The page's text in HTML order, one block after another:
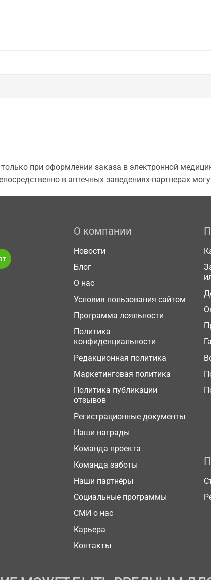
при оформлении заказа в электронной
в аптечных заведениях-партнерах
О компании
Новости
Блог
О нас
Условия пользования сайтом
Программа лояльности
Политика
конфиденциальности
Редакционная политика
Маркетинговая политика
Политика публикации
отзывов
Регистрационные документы
Наши награды
Команда проекта
Команда заботы
Наши партнёры
Социальные программы
СМИ о нас
Карьера
Контакты